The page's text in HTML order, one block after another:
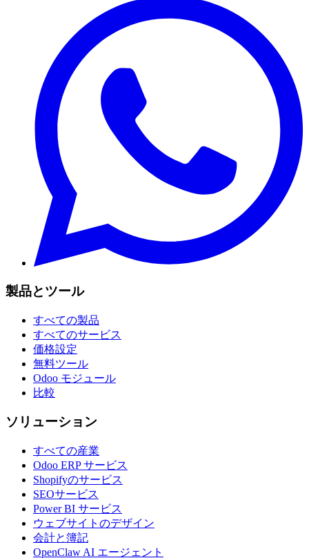
製品とツール
すべての製品
すべてのサービス
価格設定
無料ツール
Odoo モジュール
比較
ソリューション
すべての産業
Odoo ERP サービス
Shopifyのサービス
SEOサービス
Power BI サービス
ウェブサイトのデザイン
会計と簿記
OpenClaw AI エージェント